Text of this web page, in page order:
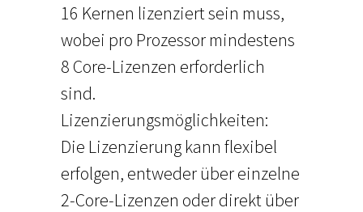
16 Kernen lizenziert sein muss,
wobei pro Prozessor mindestens
8 Core-Lizenzen erforderlich
sind.
Lizenzierungsmöglichkeiten:
Die Lizenzierung kann flexibel
erfolgen, entweder über einzelne
2-Core-Lizenzen oder direkt über